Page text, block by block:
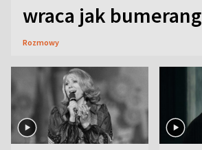
wraca jak bumerang
Rozmowy